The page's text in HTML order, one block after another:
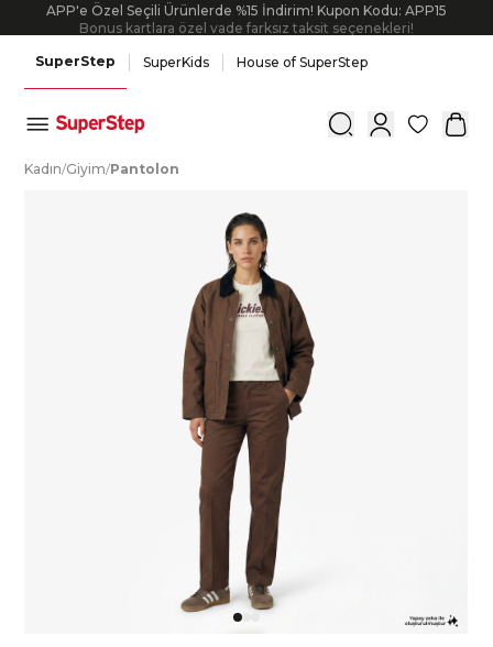
Bonus kartlara özel vade farksız taksit seçenekleri!
SuperStep SuperKids House of SuperStep
0
Kadın/Giyim/Pantolon